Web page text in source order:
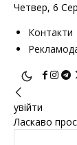
Четвер, 6
Контакти
увійти
Ласкаво